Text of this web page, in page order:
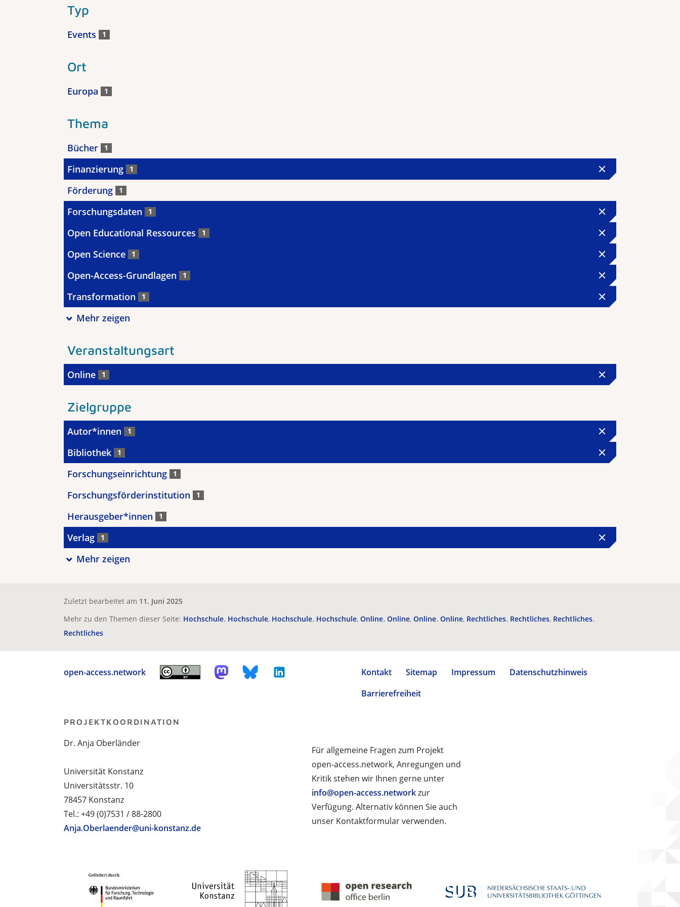
Typ
Events 1
Ort
Europa 1
Thema
Bücher 1
Finanzierung 1
Förderung 1
Forschungsdaten 1
Open Educational Ressources 1
Open Science 1
Open-Access-Grundlagen 1
Transformation 1
Mehr zeigen
Veranstaltungsart
Online 1
Zielgruppe
Autor*innen 1
Bibliothek 1
Forschungseinrichtung 1
Forschungsförderinstitution 1
Herausgeber*innen 1
Verlag 1
Mehr zeigen
Zuletzt bearbeitet am 11. Juni 2025
Mehr zu den Themen dieser Seite: Hochschule Hochschule Hochschule Hochschule Online Online Online Online Rechtliches Rechtliches Rechtliches
Rechtliches
open-access.network Kontakt Sitemap Impressum
Datenschutzhinweis
Barrierefreiheit
Für allgemeine Fragen zum Projekt
open-access.network, Anregungen und
Kritik stehen wir Ihnen gerne unter
info@open-access.networkzur
Verfügung. Alternativ können Sie auch
unser Kontaktformular verwenden.
PROJEKTKOORDINATION
Dr. Anja Oberländer
Universität Konstanz
Universitätsstr. 10
78457 Konstanz
Tel.: +49 (0)7531 / 88-2800
Anja.Oberlaender@uni-konstanz.de